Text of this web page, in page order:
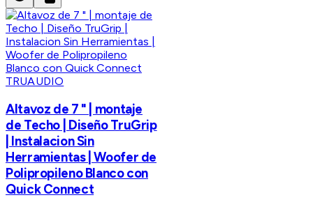
TRUAUDIO
Altavoz de 7 " | montaje
de Techo | Diseño TruGrip
| Instalacion Sin
Herramientas | Woofer de
Polipropileno Blanco con
Quick Connect